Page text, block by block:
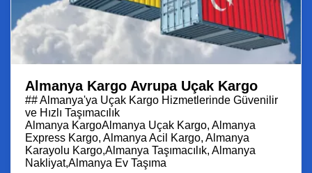
Almanya Kargo Avrupa Uçak Kargo
## Almanya'ya Uçak Kargo Hizmetlerinde Güvenilir
ve Hızlı Taşımacılık
Almanya KargoAlmanya Uçak Kargo, Almanya
Express Kargo, Almanya Acil Kargo, Almanya
Karayolu Kargo,Almanya Taşımacılık, Almanya
Nakliyat,Almanya Ev Taşıma